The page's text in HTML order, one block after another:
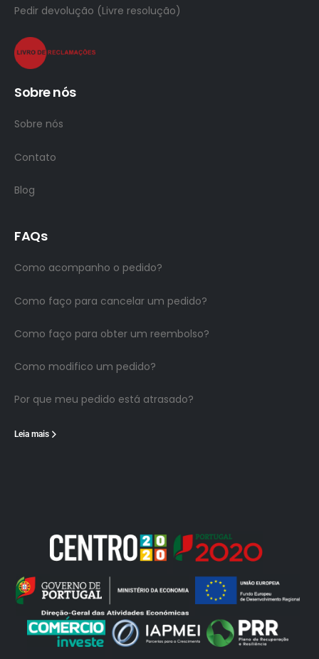
Pedir devolução (Livre resolução)
Sobre nós
Sobre nós
Contato
Blog
FAQs
Como acompanho o pedido?
Como faço para cancelar um pedido?
Como faço para obter um reembolso?
Como modifico um pedido?
Por que meu pedido está atrasado?
Leia mais